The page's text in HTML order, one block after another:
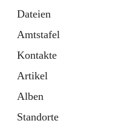
Dateien
Amtstafel
Kontakte
Artikel
Alben
Standorte